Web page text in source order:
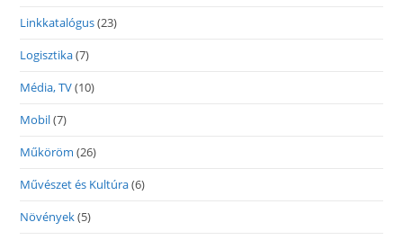
Linkkatalógus(23)
Logisztika(7)
Média, TV(10)
Mobil(7)
Műköröm (26)
Művészet és Kultúra(6)
Növények(5)